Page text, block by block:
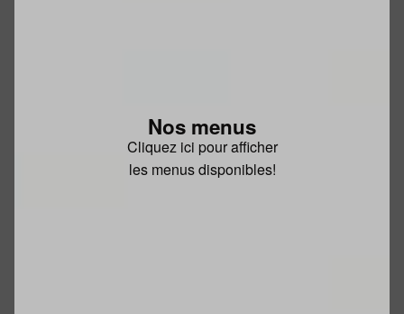
Nos menus
Cliquez ici pour afficher
les menus disponibles!